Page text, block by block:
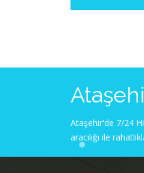
Ataşehir'de 7/24
aracılığı ile